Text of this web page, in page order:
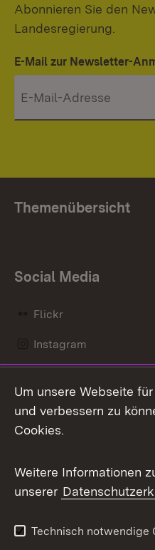
Abonnieren Sie den
Landesregierung.
E-Mail zur Newsletter-
Themenübersicht
Social Media
Flickr
Instagram
Mastodon
Messenger
Social Wall
X / Twitter
Youtube
Um unsere Webseite
und verbessern zu
Cookies.
Weitere Informationen
unserer
Technisch notwendige